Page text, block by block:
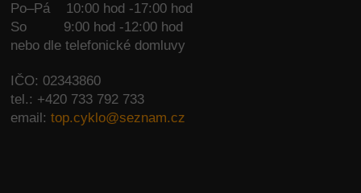
Po–Pá 10:00 hod -17:00 hod
So
9:00 hod -12:00 hod
nebo dle telefonické domluvy
IČO: 02343860
tel.: +420 733 792 733
email:top.cyklo@seznam.cz